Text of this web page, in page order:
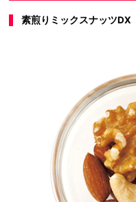
素煎りミックスナッツDX